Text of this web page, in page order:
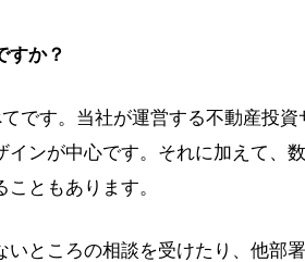
すか？
です。当社が運営する不動産投資
ンが中心です。それに加えて、
ともあります。
ところの相談を受けたり、他部